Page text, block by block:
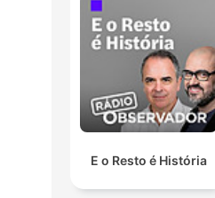
E o Resto é História